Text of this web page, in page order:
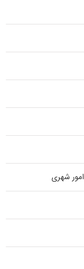
شهری